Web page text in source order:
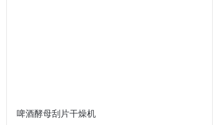
啤酒酵母刮片干燥机